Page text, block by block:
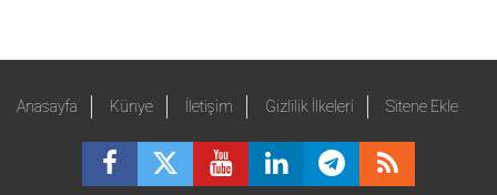
Anasayfa Künye İletişim Gizlilik İlkeleri Sitene Ekle